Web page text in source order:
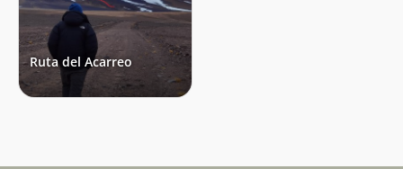
Ruta del Acarreo